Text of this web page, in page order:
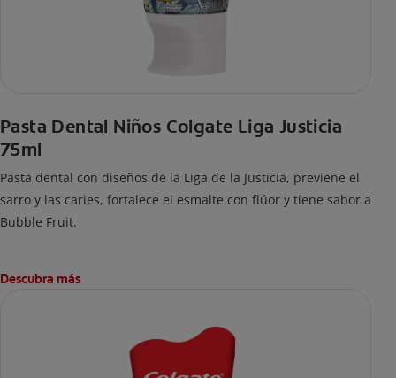
Pasta Dental Niños Colgate Liga Justicia
75ml
Pasta dental con diseños de la Liga de la Justicia, previene el
sarro y las caries, fortalece el esmalte con flúor y tiene sabor a
Bubble Fruit.
Descubra más